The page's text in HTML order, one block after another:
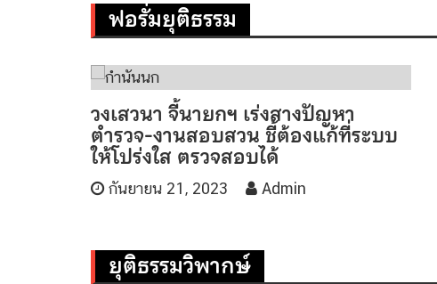
ฟอรั่มยุติธรรม
วงเสวนา จี้นายกฯ เร่งสางปัญหา
ตำรวจ-งานสอบสวน ชี้ต้องแก้ที่ระบบ
ให้โปร่งใส ตรวจสอบได้
กันยายน 21, 2023 Admin
ยุติธรรมวิพากษ์